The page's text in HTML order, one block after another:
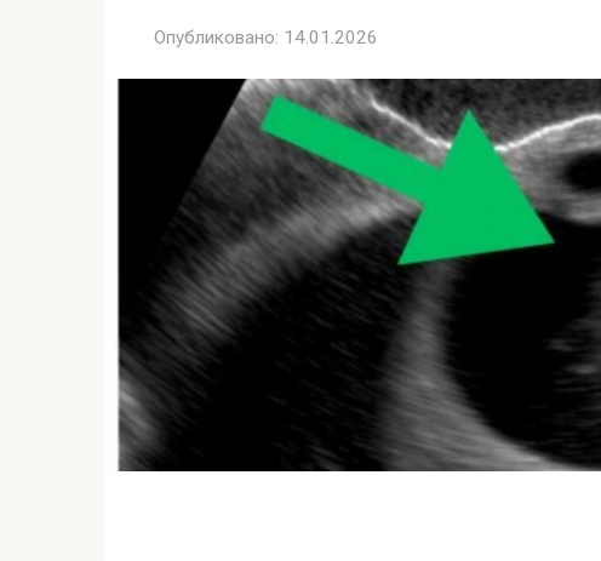
Опубликовано: 14.01.2026